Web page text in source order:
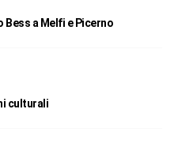
Bess a Melfi e Picerno
culturali